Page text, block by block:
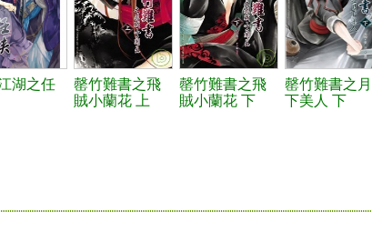
湖之任
罄竹難書之飛
賊小蘭花 上
罄竹難書之飛
賊小蘭花 下
罄竹難書之月
下美人 下